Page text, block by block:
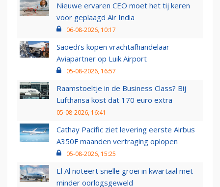
Nieuwe ervaren CEO moet het tij keren
voor geplaagd Air India
06-08-2026, 10:17
Saoedi’s kopen vrachtafhandelaar
Aviapartner op Luik Airport
05-08-2026, 16:57
Raamstoeltje in de Business Class? Bij
Lufthansa kost dat 170 euro extra
05-08-2026, 16:41
Cathay Pacific ziet levering eerste Airbus
A350F maanden vertraging oplopen
05-08-2026, 15:25
El Al noteert snelle groei in kwartaal met
minder oorlogsgeweld